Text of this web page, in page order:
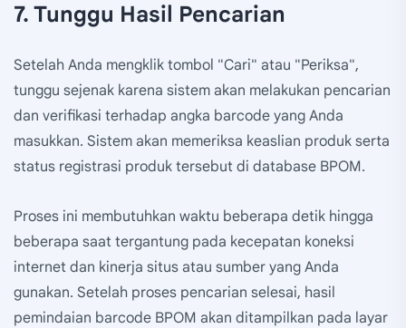
7. Tunggu Hasil Pencarian
Setelah Anda mengklik tombol "Cari" atau "Periksa",
tunggu sejenak karena sistem akan melakukan pencarian
dan verifikasi terhadap angka barcode yang Anda
masukkan. Sistem akan memeriksa keaslian produk serta
status registrasi produk tersebut di database BPOM.
Proses ini membutuhkan waktu beberapa detik hingga
beberapa saat tergantung pada kecepatan koneksi
internet dan kinerja situs atau sumber yang Anda
gunakan. Setelah proses pencarian selesai, hasil
pemindaian barcode BPOM akan ditampilkan pada layar